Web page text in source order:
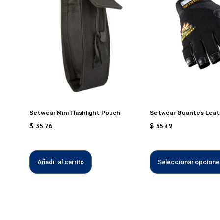
Setwear Mini Flashlight Pouch
$ 35.76
Añadir al carrito
Setwear Guantes
$ 55.42
Seleccionar